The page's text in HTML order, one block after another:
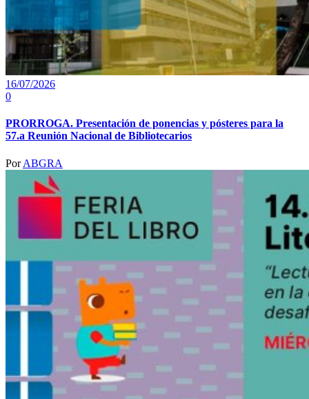
16/07/2026
0
PRORROGA. Presentación de ponencias y pósteres para la
57.a Reunión Nacional de Bibliotecarios
PorABGRA